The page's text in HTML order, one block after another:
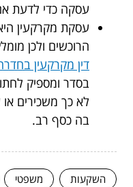
עסקה כדי לדעת
עסקת מקרקעין
הרוכשים ולכן
דין מקרקעין
בסדר ומספיק
לא כך משכירים
בה כסף רב.
השקעות משפטי